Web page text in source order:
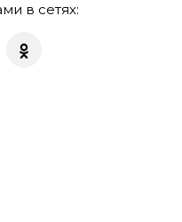
в сетях: